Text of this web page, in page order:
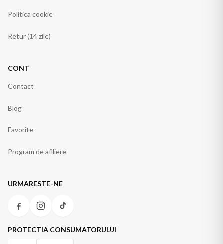
Politica cookie
Retur (14 zile)
CONT
Contact
Blog
Favorite
Program de afiliere
URMARESTE-NE
PROTECTIA CONSUMATORULUI